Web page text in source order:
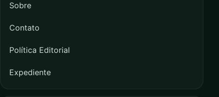
Sobre
Contato
Política Editorial
Expediente